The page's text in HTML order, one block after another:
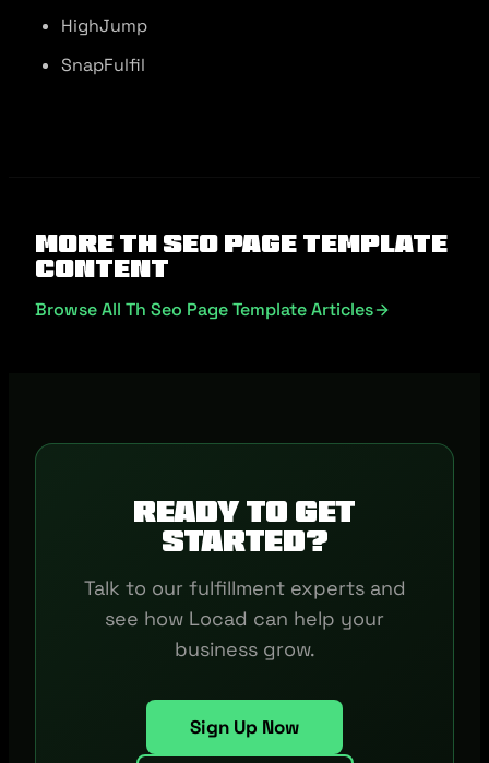
HighJump
SnapFulfil
More Th Seo Page Template
Content
Browse All Th Seo Page Template Articles
Ready to get
started?
Talk to our fulfillment experts and
see how Locad can help your
business grow.
Sign Up Now